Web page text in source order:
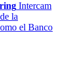
Intercam
la
el Banco